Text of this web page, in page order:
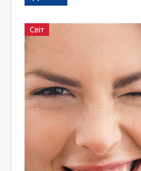
Світ